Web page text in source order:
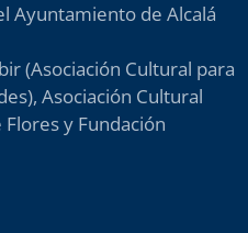
Ayuntamiento de Alcalá
(Asociación Cultural para
Asociación Cultural
y Fundación